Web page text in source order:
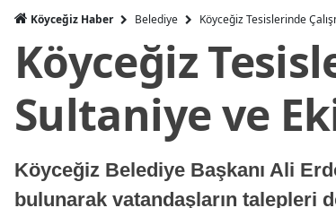
Köyceğiz Haber Belediye Köyceğiz Tesislerinde
Köyceğiz
Sultaniye ve
Köyceğiz Belediye Başkanı Ali
bulunarak vatandaşların talepleri